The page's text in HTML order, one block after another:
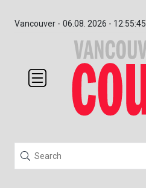
Vancouver - 06.08. 2026 - 12:55:45